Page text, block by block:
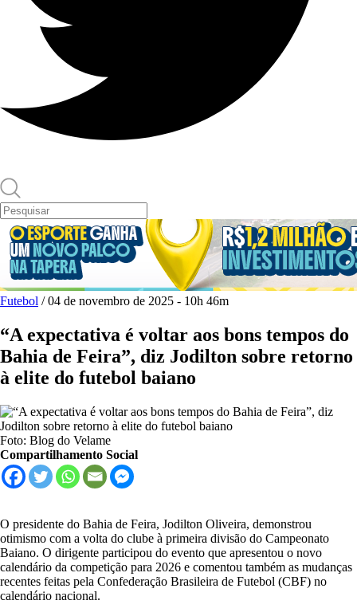
Futebol / 04 de novembro de 2025 - 10h 46m
“A expectativa é voltar aos bons tempos do
Bahia de Feira”, diz Jodilton sobre retorno
à elite do futebol baiano
Foto: Blog do Velame
Compartilhamento Social
O presidente do Bahia de Feira, Jodilton Oliveira, demonstrou
otimismo com a volta do clube à primeira divisão do Campeonato
Baiano. O dirigente participou do evento que apresentou o novo
calendário da competição para 2026 e comentou também as mudanças
recentes feitas pela Confederação Brasileira de Futebol (CBF) no
calendário nacional.